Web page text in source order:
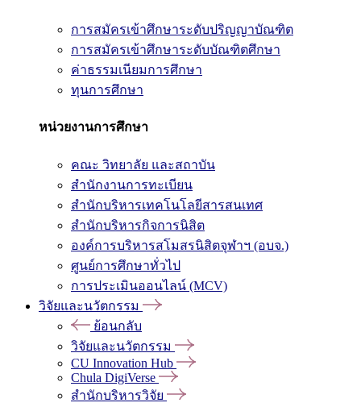
การสมัครเข้าศึกษาระดับปริญญาบัณฑิต
การสมัครเข้าศึกษาระดับบัณฑิตศึกษา
ค่าธรรมเนียมการศึกษา
ทุนการศึกษา
หน่วยงานการศึกษา
คณะ วิทยาลัย และสถาบัน
สำนักงานการทะเบียน
สำนักบริหารเทคโนโลยีสารสนเทศ
สำนักบริหารกิจการนิสิต
องค์การบริหารสโมสรนิสิตจุฬาฯ (อบจ.)
ศูนย์การศึกษาทั่วไป
การประเมินออนไลน์ (MCV)
วิจัยและนวัตกรรม
ย้อนกลับ
วิจัยและนวัตกรรม
CU Innovation Hub
Chula DigiVerse
สำนักบริหารวิจัย